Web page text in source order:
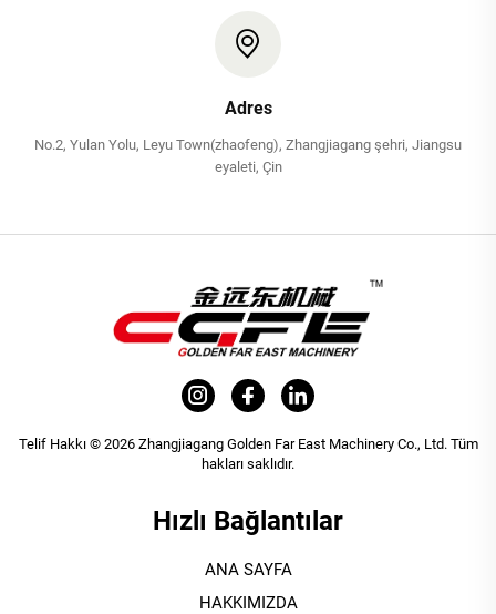
Adres
No.2, Yulan Yolu, Leyu Town(zhaofeng), Zhangjiagang şehri, Jiangsu
eyaleti, Çin
Telif Hakkı © 2026 Zhangjiagang Golden Far East Machinery Co., Ltd. Tüm
hakları saklıdır.
Hızlı Bağlantılar
ANA SAYFA
HAKKIMIZDA